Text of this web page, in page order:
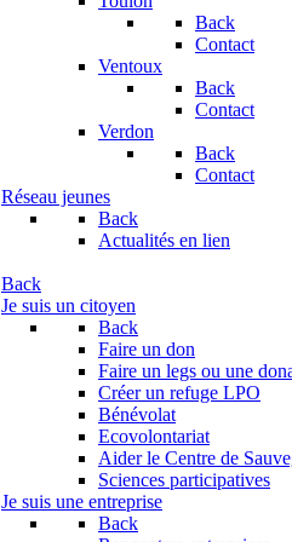
Back
Contact
Ventoux
Back
Contact
Verdon
Back
Contact
Réseau jeunes
Back
Actualités en lien
Back
Je suis un citoyen
Back
Faire un don
Faire un legs ou une
Créer un refuge LPO
Bénévolat
Ecovolontariat
Aider le Centre de
Sciences participatives
Je suis une entreprise
Back